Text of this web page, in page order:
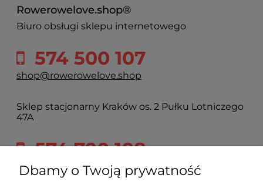
Rowerowelove.shop®
Biuro obsługi sklepu internetowego
574 500 107
shop@rowerowelove.shop
Sklep stacjonarny Kraków os. 2 Pułku Lotniczego
47A
574 700 108
2pulku@rowerowelove.shop
Dbamy o Twoją prywatność